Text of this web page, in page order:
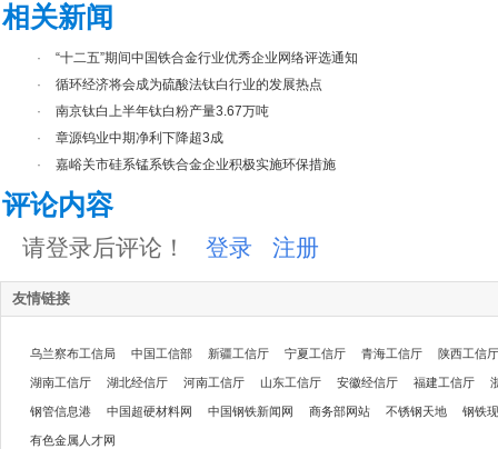
相关新闻
·
“十二五”期间中国铁合金行业优秀企业网络评选通知
·
循环经济将会成为硫酸法钛白行业的发展热点
·
南京钛白上半年钛白粉产量3.67万吨
·
章源钨业中期净利下降超3成
·
嘉峪关市硅系锰系铁合金企业积极实施环保措施
评论内容
请登录后评论！ 登录 注册
友情链接
乌兰察布工信局 中国工信部 新疆工信厅 宁夏工信厅 青海工信厅 陕西工信厅
湖南工信厅 湖北经信厅 河南工信厅 山东工信厅 安徽经信厅 福建工信厅
钢管信息港 中国超硬材料网 中国钢铁新闻网 商务部网站 不锈钢天地 钢铁
有色金属人才网